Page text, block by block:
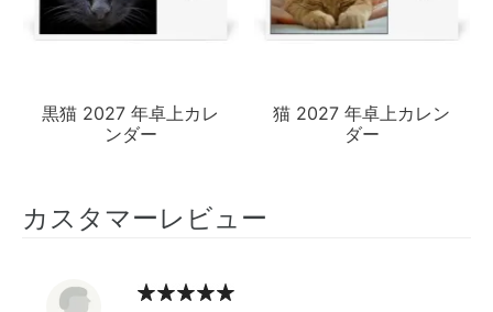
黒猫 2027 年卓上カレ
ンダー
猫 2027 年卓上カレン
ダー
カスタマーレビュー